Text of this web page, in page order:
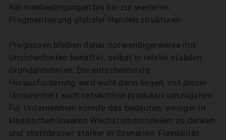
Rahmenbedingungen bis hin zur weiteren
Fragmentierung globaler Handelsstrukturen.
Prognosen bleiben daher notwendigerweise mit
Unsicherheiten behaftet, selbst in relativ stabilen
Grundannahmen. Die entscheidende
Herausforderung wird wohl darin liegen, mit dieser
Unsicherheit auch tatsächlich produktiv umzugehen.
Für Unternehmen könnte das bedeuten, weniger in
klassischen linearen Wachstumsmodellen zu denken
und stattdessen stärker in Szenarien. Flexibilität